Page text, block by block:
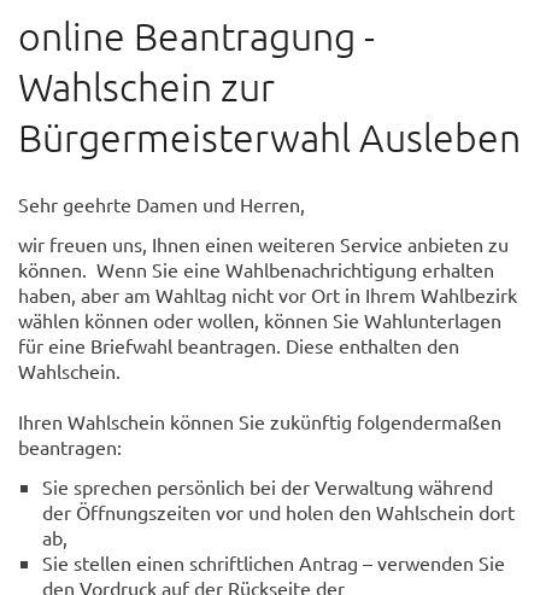
online Beantragung -
Wahlschein zur
Bürgermeisterwahl Ausleben
Sehr geehrte Damen und Herren,
wir freuen uns, Ihnen einen weiteren Service anbieten zu
können. Wenn Sie eine Wahlbenachrichtigung erhalten
haben, aber am Wahltag nicht vor Ort in Ihrem Wahlbezirk
wählen können oder wollen, können Sie Wahlunterlagen
für eine Briefwahl beantragen. Diese enthalten den
Wahlschein.
Ihren Wahlschein können Sie zukünftig folgendermaßen
beantragen:
Sie sprechen persönlich bei der Verwaltung während
der Öffnungszeiten vor und holen den Wahlschein dort
ab,
Sie stellen einen schriftlichen Antrag – verwenden Sie
den Vordruck auf der Rückseite der